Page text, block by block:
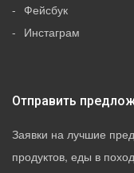
Фейсбук
Инстаграм
Отправить
Заявки на лучшие
продуктов, еды в